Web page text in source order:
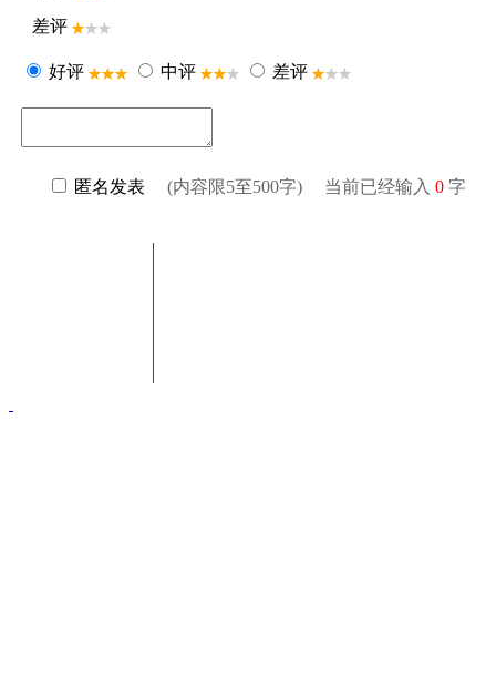
差评
好评 中评 差评
匿名发表 (内容限5至500字) 当前已经输入 0 字